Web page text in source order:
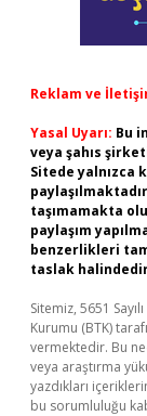
Reklam ve
Yasal Uyarı: Bu
veya şahıs
Sitede yalnızca
taşımamakta
paylaşım
benzerlikleri
taslak
Sitemiz, 5651
Kurumu (BTK)
vermektedir. Bu
veya araştırma
yazdıkları
bu sorumluluğu